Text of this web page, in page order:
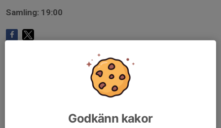
Samling: 19:00
Godkänn kakor